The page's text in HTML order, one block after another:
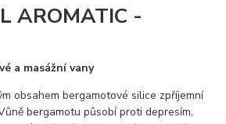
AROMATIC -
a masážní vany
obsahem bergamotové silice zpříjemní
bergamotu působí proti depresím,